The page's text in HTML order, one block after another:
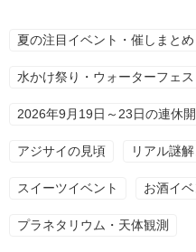
夏の注目イベント・催しまとめ
水かけ祭り・ウォーターフェス
2026年9月19日～23日の連休
アジサイの見頃 リアル謎
スイーツイベント お酒イベ
プラネタリウム・天体観測